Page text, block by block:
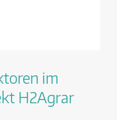
im
H2Agrar